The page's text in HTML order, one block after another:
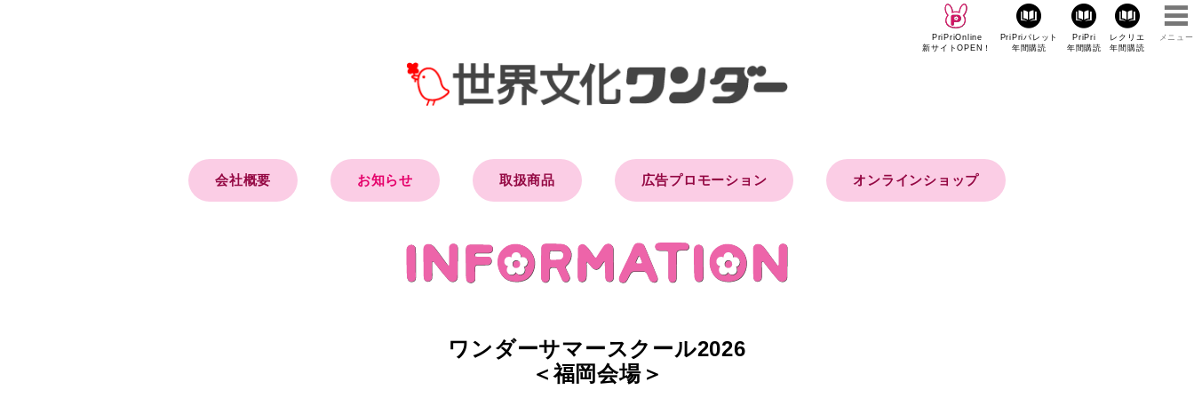
PriPriOnline
新サイトOPEN！
PriPriパレット
年間購読
PriPri
年間購読
レクリエ
年間購読
メニュー
会社概要 お知らせ 取扱商品 広告プロモーション オンラインショップ
ワンダーサマースクール2026
＜福岡会場＞